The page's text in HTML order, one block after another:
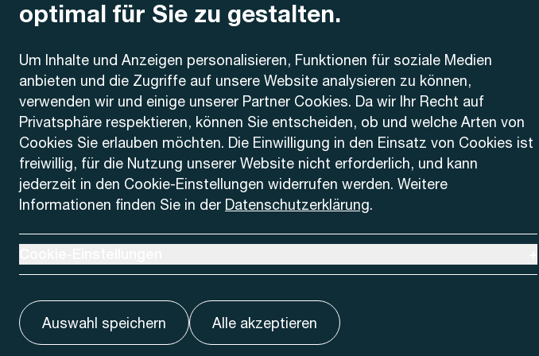
optimal für Sie zu gestalten.
Um Inhalte und Anzeigen personalisieren, Funktionen für soziale Medien
anbieten und die Zugriffe auf unsere Website analysieren zu können,
verwenden wir und einige unserer Partner Cookies. Da wir Ihr Recht auf
Privatsphäre respektieren, können Sie entscheiden, ob und welche Arten von
Cookies Sie erlauben möchten. Die Einwilligung in den Einsatz von Cookies ist
freiwillig, für die Nutzung unserer Website nicht erforderlich, und kann
jederzeit in den Cookie-Einstellungen widerrufen werden. Weitere
Informationen finden Sie in der Datenschutzerklärung.
Auswahl speichern Alle akzeptieren
AREMO
Busbetrieb Solothurn Grenchen und Umgebung AG
Dornacherstrasse 48
4500 Solothurn
Telefon
+41 32 622 37 22
Kontaktformular